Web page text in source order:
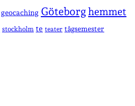
geocaching Göteborghemmet
stockholm te teater tågsemester